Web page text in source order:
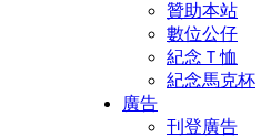
贊助本站
數位公仔
紀念Ｔ恤
紀念馬克杯
廣告
刊登廣告